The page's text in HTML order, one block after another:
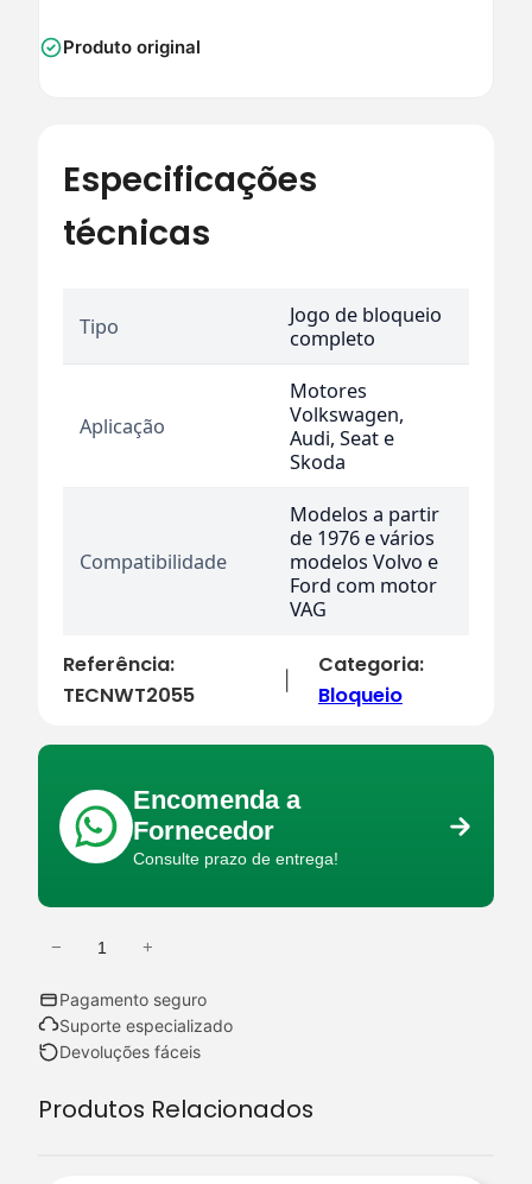
Produto original
Especificações
técnicas
Tipo
Jogo de bloqueio
completo
Aplicação
Motores
Volkswagen,
Audi, Seat e
Skoda
Compatibilidade
Modelos a partir
de 1976 e vários
modelos Volvo e
Ford com motor
VAG
Referência:
TECNWT2055
Categoria:
Bloqueio
Encomenda a
Fornecedor
Consulte prazo de entrega!
a
n
i
− +
Pagamento seguro
Suporte especializado
Devoluções fáceis
Produtos Relacionados